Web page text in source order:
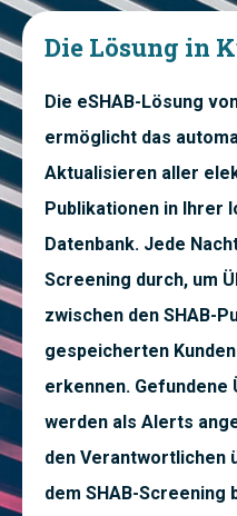
Die Lösung in
Die eSHAB-Lösung
ermöglicht das
Aktualisieren aller
Publikationen in Ihrer
Datenbank. Jede
Screening durch, um
zwischen den SHAB-
gespeicherten
erkennen. Gefundene
werden als Alerts
den Verantwortlichen
dem SHAB-Screening